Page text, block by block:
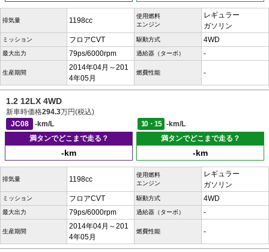
排気量 1198cc
使用燃料
エンジン
レギュラー
ガソリン
ミッション フロアCVT 駆動方式 4WD
最大出力 79ps/6000rpm 過給器（ターボ） -
生産期間
2014年04月～201
4年05月
燃費性能 -
1.2 12LX 4WD
新車時価格294.3万円(税込)
JC08
-km/L 10・15
-km/L
満タンでどこまで走る？
-km
満タンでどこまで走る？
-km
排気量 1198cc
使用燃料
エンジン
レギュラー
ガソリン
ミッション フロアCVT 駆動方式 4WD
最大出力 79ps/6000rpm 過給器（ターボ） -
生産期間
2014年04月～201
4年05月
燃費性能 -